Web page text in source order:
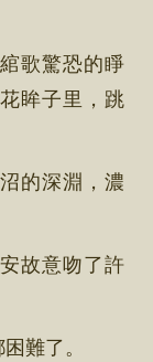
歌驚恐的睜
眸子里，跳
的深淵，濃
故意吻了許
難了。